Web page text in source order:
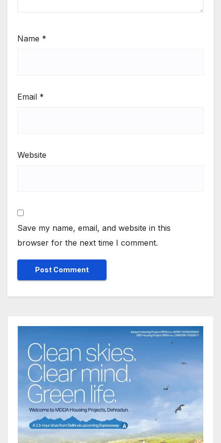
Name *
Email *
Website
Save my name, email, and website in this
browser for the next time I comment.